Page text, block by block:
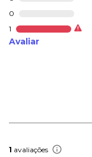
0
1
Avaliar
1 avaliações